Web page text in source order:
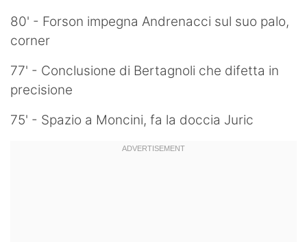
80' - Forson impegna Andrenacci sul suo palo,
corner
77' - Conclusione di Bertagnoli che difetta in
precisione
75' - Spazio a Moncini, fa la doccia Juric